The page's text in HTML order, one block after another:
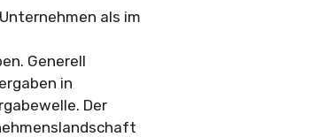
als im
Generell
in
Der